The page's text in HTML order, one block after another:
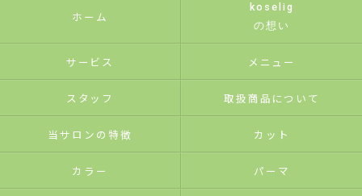
ホーム
koselig
の想い
サービス メニュー
スタッフ 取扱商品について
当サロンの特徴 カット
カラー パーマ